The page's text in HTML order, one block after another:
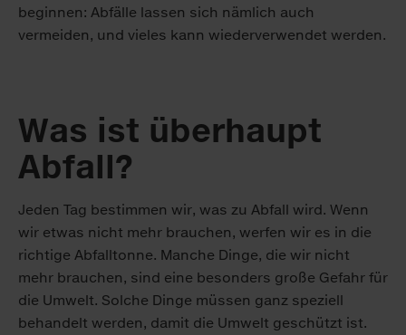
beginnen: Abfälle lassen sich nämlich auch
vermeiden, und vieles kann wiederverwendet werden.
Was ist überhaupt
Abfall?
Jeden Tag bestimmen wir, was zu Abfall wird. Wenn
wir etwas nicht mehr brauchen, werfen wir es in die
richtige Abfalltonne. Manche Dinge, die wir nicht
mehr brauchen, sind eine besonders große Gefahr für
die Umwelt. Solche Dinge müssen ganz speziell
behandelt werden, damit die Umwelt geschützt ist.